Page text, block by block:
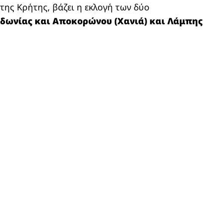
Κρήτης, βάζει η εκλογή των δύο
και Αποκορώνου (Χανιά) και Λάμπης